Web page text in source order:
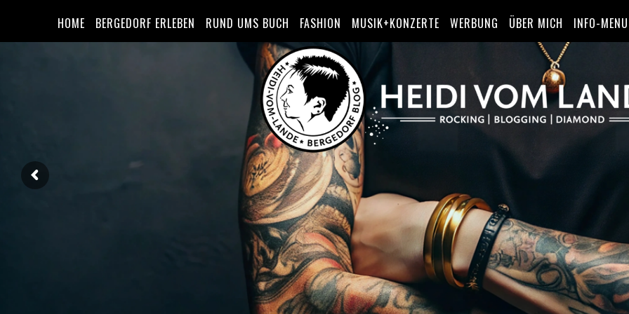
HOME BERGEDORF ERLEBEN RUND UMS BUCH FASHION MUSIK+KONZERTE WERBUNG ÜBER MICH INFO-